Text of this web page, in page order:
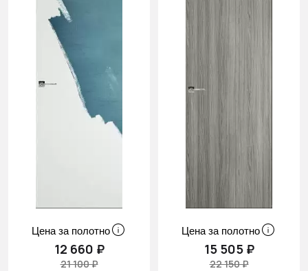
Цена за полотно
12 660 ₽
21 100 ₽
Цена за полотно
15 505 ₽
22 150 ₽